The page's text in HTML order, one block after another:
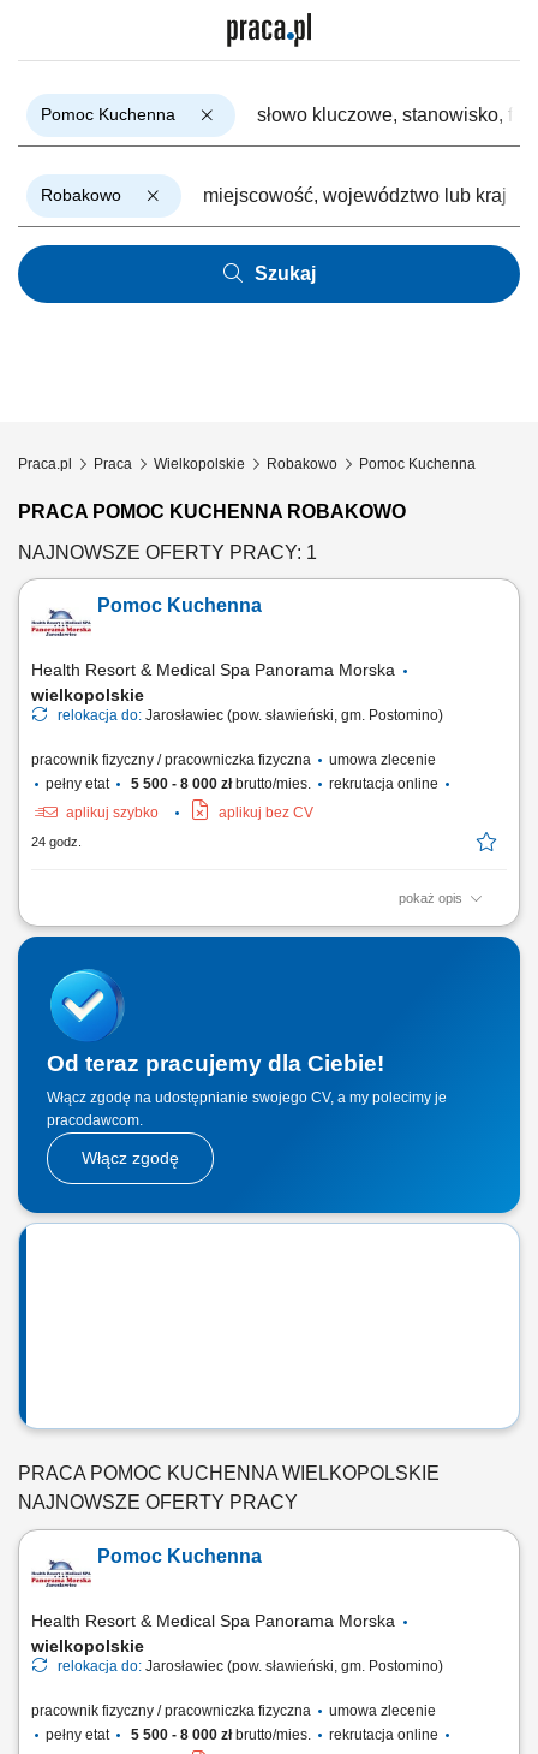
Pomoc Kuchenna
Robakowo
Szukaj
Praca.pl Praca Wielkopolskie Robakowo Pomoc Kuchenna
PRACA POMOC KUCHENNA ROBAKOWO
NAJNOWSZE OFERTY PRACY: 1
Pomoc Kuchenna
Health Resort & Medical Spa Panorama Morska
wielkopolskie
relokacja do: Jarosławiec (pow. sławieński, gm. Postomino)
pracownik fizyczny / pracowniczka fizyczna
umowa zlecenie
pełny etat
5 500 - 8 000 złbrutto/mies.
rekrutacja online
aplikuj szybko
aplikuj bez CV
24 godz.
pokaż opis
Zakres obowiązków: pomoc w przygotowywaniu posiłków;
zmywanie naczyń;
Od teraz pracujemy dla Ciebie!
Włącz zgodę na udostępnianie swojego CV, a my polecimy je
pracodawcom.
Włącz zgodę
PRACA POMOC KUCHENNA WIELKOPOLSKIE
NAJNOWSZE OFERTY PRACY
Pomoc Kuchenna
Health Resort & Medical Spa Panorama Morska
wielkopolskie
relokacja do: Jarosławiec (pow. sławieński, gm. Postomino)
pracownik fizyczny / pracowniczka fizyczna
umowa zlecenie
pełny etat
5 500 - 8 000 złbrutto/mies.
rekrutacja online